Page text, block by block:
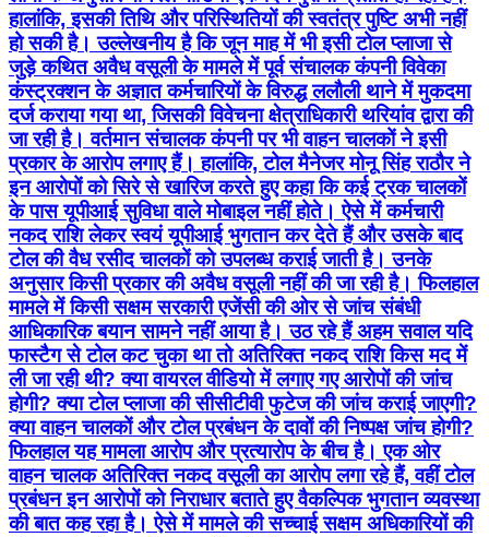
हालांकि, इसकी तिथि और परिस्थितियों की स्वतंत्र पुष्टि अभी नहीं
हो सकी है। उल्लेखनीय है कि जून माह में भी इसी टोल प्लाजा से
जुड़े कथित अवैध वसूली के मामले में पूर्व संचालक कंपनी विवेका
कंस्ट्रक्शन के अज्ञात कर्मचारियों के विरुद्ध ललौली थाने में मुकदमा
दर्ज कराया गया था, जिसकी विवेचना क्षेत्राधिकारी थरियांव द्वारा की
जा रही है। वर्तमान संचालक कंपनी पर भी वाहन चालकों ने इसी
प्रकार के आरोप लगाए हैं। हालांकि, टोल मैनेजर मोनू सिंह राठौर ने
इन आरोपों को सिरे से खारिज करते हुए कहा कि कई ट्रक चालकों
के पास यूपीआई सुविधा वाले मोबाइल नहीं होते। ऐसे में कर्मचारी
नकद राशि लेकर स्वयं यूपीआई भुगतान कर देते हैं और उसके बाद
टोल की वैध रसीद चालकों को उपलब्ध कराई जाती है। उनके
अनुसार किसी प्रकार की अवैध वसूली नहीं की जा रही है। फिलहाल
मामले में किसी सक्षम सरकारी एजेंसी की ओर से जांच संबंधी
आधिकारिक बयान सामने नहीं आया है। उठ रहे हैं अहम सवाल यदि
फास्टैग से टोल कट चुका था तो अतिरिक्त नकद राशि किस मद में
ली जा रही थी? क्या वायरल वीडियो में लगाए गए आरोपों की जांच
होगी? क्या टोल प्लाजा की सीसीटीवी फुटेज की जांच कराई जाएगी?
क्या वाहन चालकों और टोल प्रबंधन के दावों की निष्पक्ष जांच होगी?
फिलहाल यह मामला आरोप और प्रत्यारोप के बीच है। एक ओर
वाहन चालक अतिरिक्त नकद वसूली का आरोप लगा रहे हैं, वहीं टोल
प्रबंधन इन आरोपों को निराधार बताते हुए वैकल्पिक भुगतान व्यवस्था
की बात कह रहा है। ऐसे में मामले की सच्चाई सक्षम अधिकारियों की